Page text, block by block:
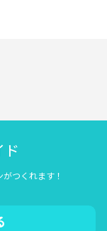
ド
つくれます！